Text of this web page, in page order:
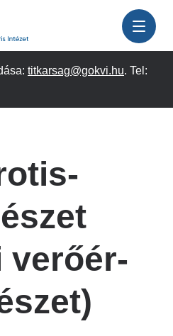
titkarsag@gokvi.hu. Tel:
verőér-